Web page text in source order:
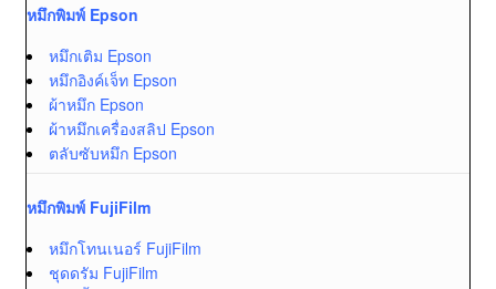
หมึกพิมพ์ Epson
หมึกเติม Epson
หมึกอิงค์เจ็ท Epson
ผ้าหมึก Epson
ผ้าหมึกเครื่องสลิป Epson
ตลับซับหมึก Epson
หมึกพิมพ์ FujiFilm
หมึกโทนเนอร์ FujiFilm
ชุดดรัม FujiFilm